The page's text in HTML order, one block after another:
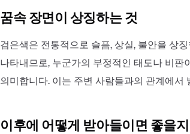
꿈속 장면이 상징하는 것
검은색은 전통적으로 슬픔, 상실, 불안을 상
나타내므로, 누군가의 부정적인 태도나 비
의미합니다. 이는 주변 사람들과의 관계에서
이후에 어떻게 받아들이면 좋을지